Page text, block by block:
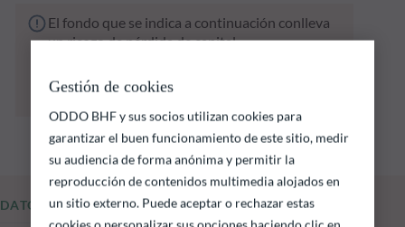
El fondo que se indica a continuación conlleva
un riesgo de pérdida de capital.
resultados futuros y no son constantes en el
DATOS FUNDAMENTALES
Gestión de cookies
ODDO BHF y sus socios utilizan cookies para
garantizar el buen funcionamiento de este sitio, medir
su audiencia de forma anónima y permitir la
reproducción de contenidos multimedia alojados en
un sitio externo. Puede aceptar o rechazar estas